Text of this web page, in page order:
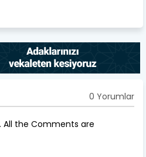
0 Yorumlar
All the Comments are